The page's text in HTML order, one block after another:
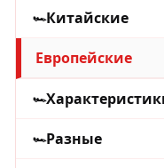
Китайские
Европейские
Разные